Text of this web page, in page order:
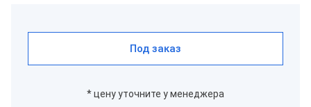
Под заказ
* цену уточните у менеджера